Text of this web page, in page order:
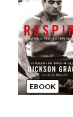
EBOOK